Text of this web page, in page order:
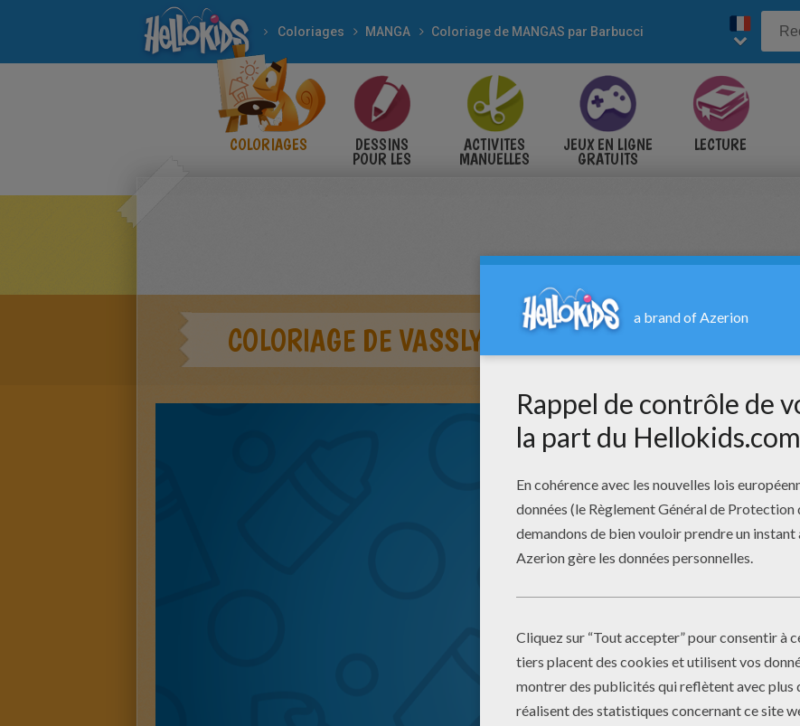
Coloriages MANGA Coloriage de MANGAS par Barbucci
COLORIAGES DESSINS
POUR LES
ACTIVITES
MANUELLES
JEUX EN LIGNE
GRATUITS
LECTURE
COLORIAGE DE VASSLY